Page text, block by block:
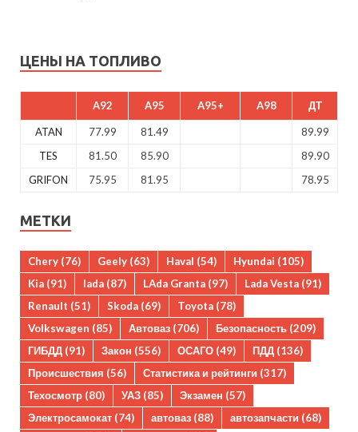
ЦЕНЫ НА ТОПЛИВО
A92 A95 A95+ A98 ДТ
ATAN 77.99 81.49
89.99
TES
81.50 85.90
89.90
GRIFON
75.95 81.95 78.95
МЕТКИ
Chery (76) Geely (63) Haval (54) Hyundai (105)
Kia (91) lada (87) LAda Granta (97) Lada Vesta (91)
Renault (51) Skoda (69) Toyota (78)
Volkswagen (85) Автоваз (706) Безопасность (209)
ГИБДД (91) Закон (556) ОСАГО (49) ПДД (136)
Происшествия (56) Статистика и рейтинги (317)
Техосмотр (80) УАЗ (85) Экзамен (57)
Электросамокат (74) автоваз (88) автозапчасти (68)